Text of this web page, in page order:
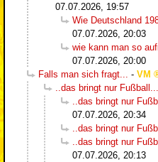
07.07.2026, 19:57
Wie Deutschland
07.07.2026, 20:03
wie kann man so
07.07.2026, 20:00
Falls man sich fragt...
- VM
..das bringt nur Fußball...
..das bringt nur
07.07.2026, 20:34
..das bringt nur
..das bringt nur
07.07.2026, 20:13